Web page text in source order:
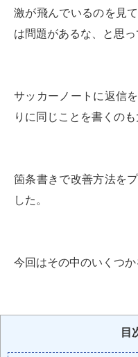
激が飛んでいるのを見
は問題があるな、と思っ
サッカーノートに返信
りに同じことを書くの
箇条書きで改善方法を
した。
今回はその中のいくつか
目